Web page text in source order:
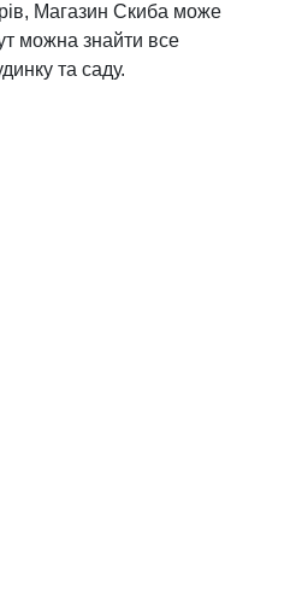
Магазин Скиба може
можна знайти все
та саду.